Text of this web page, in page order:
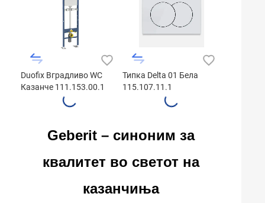
Duofix Вградливо WC
Казанче 111.153.00.1
Типка Delta 01 Бела
115.107.11.1
Geberit – синоним за
квалитет во светот на
казанчиња